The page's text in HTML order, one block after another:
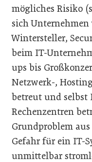
mögliches Risiko
sich
Wintersteller,
beim IT-
ups bis
Netzwerk-,
betreut und
Rechenzentren
Grundproblem
Gefahr für ein IT-
unmittelbar